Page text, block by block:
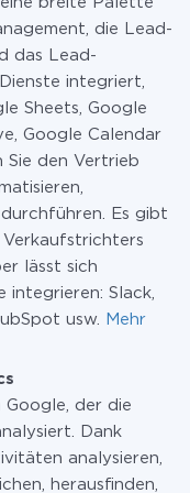
die Lead-
das Lead-
integriert,
Sheets, Google
Google Calendar
Sie den Vertrieb
Es gibt
lässt sich
integrieren: Slack,
usw.
Mehr
der die
Dank
analysieren,
herausfinden,